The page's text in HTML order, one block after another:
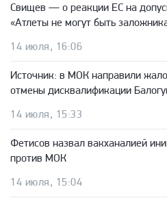
Свищев — о реакции ЕС на
«Атлеты не могут быть
14 июля, 16:06
Источник: в МОК направили
отмены дисквалификации
14 июля, 15:33
Фетисов назвал вакханалией
против МОК
14 июля, 15:04